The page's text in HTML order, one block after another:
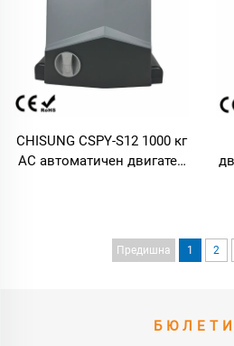
тяга 1800 N, съвместимо
със слънчеви панели и
батерии за порти на
входовете към вили
CHISUNG CSPY-S12 1000 кг
AC автоматичен двигател
водонепроницаем дизайн
Предишна 1 2